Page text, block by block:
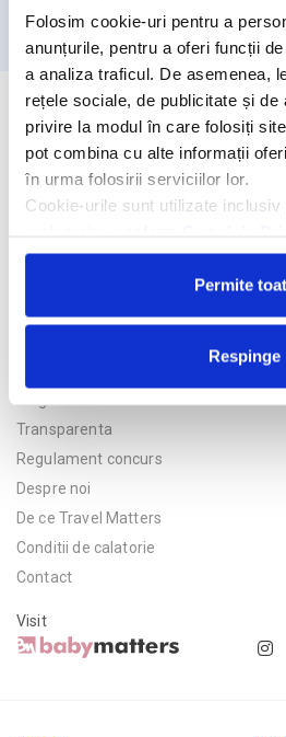
Folosim cookie-uri pentru a
anunțurile, pentru a oferi funcții
a analiza traficul. De asemenea,
rețele sociale, de publicitate și de
privire la modul în care folosiți
pot combina cu alte informații
în urma folosirii serviciilor lor.
Cookie-urile sunt utilizate inclusiv
Permite
Respinge
Transparenta
Regulament concurs
Despre noi
De ce Travel Matters
Conditii de calatorie
Contact
Visit